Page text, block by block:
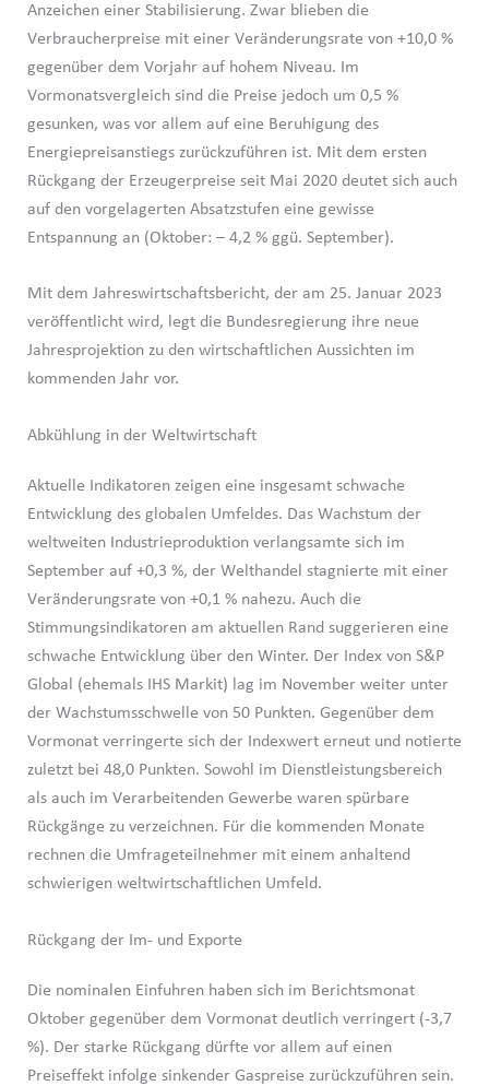
Anzeichen einer Stabilisierung. Zwar blieben die
Verbraucherpreise mit einer Veränderungsrate von +10,0 %
gegenüber dem Vorjahr auf hohem Niveau. Im
Vormonatsvergleich sind die Preise jedoch um 0,5 %
gesunken, was vor allem auf eine Beruhigung des
Energiepreisanstiegs zurückzuführen ist. Mit dem ersten
Rückgang der Erzeugerpreise seit Mai 2020 deutet sich auch
auf den vorgelagerten Absatzstufen eine gewisse
Entspannung an (Oktober: – 4,2 % ggü. September).
Mit dem Jahreswirtschaftsbericht, der am 25. Januar 2023
veröffentlicht wird, legt die Bundesregierung ihre neue
Jahresprojektion zu den wirtschaftlichen Aussichten im
kommenden Jahr vor.
Abkühlung in der Weltwirtschaft
Aktuelle Indikatoren zeigen eine insgesamt schwache
Entwicklung des globalen Umfeldes. Das Wachstum der
weltweiten Industrieproduktion verlangsamte sich im
September auf +0,3 %, der Welthandel stagnierte mit einer
Veränderungsrate von +0,1 % nahezu. Auch die
Stimmungsindikatoren am aktuellen Rand suggerieren eine
schwache Entwicklung über den Winter. Der Index von S&P
Global (ehemals IHS Markit) lag im November weiter unter
der Wachstumsschwelle von 50 Punkten. Gegenüber dem
Vormonat verringerte sich der Indexwert erneut und notierte
zuletzt bei 48,0 Punkten. Sowohl im Dienstleistungsbereich
als auch im Verarbeitenden Gewerbe waren spürbare
Rückgänge zu verzeichnen. Für die kommenden Monate
rechnen die Umfrageteilnehmer mit einem anhaltend
schwierigen weltwirtschaftlichen Umfeld.
Rückgang der Im- und Exporte
Die nominalen Einfuhren haben sich im Berichtsmonat
Oktober gegenüber dem Vormonat deutlich verringert (-3,7
%). Der starke Rückgang dürfte vor allem auf einen
Preiseffekt infolge sinkender Gaspreise zurückzuführen sein.